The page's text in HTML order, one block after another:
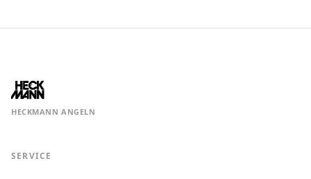
HECKMANN ANGELN
SERVICE